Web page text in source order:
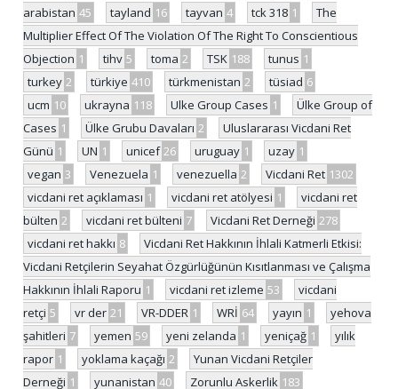
arabistan 45 tayland 16 tayvan 4 tck 318 1
The
Multiplier Effect Of The Violation Of The Right To Conscientious
Objection 1 tihv 5 toma 2 TSK 188 tunus 1
turkey 2 türkiye 410 türkmenistan 2 tüsiad 6
ucm 10 ukrayna 118 Ulke Group Cases 1
Ülke Group of
Cases 1 Ülke Grubu Davaları 2
Uluslararası Vicdani Ret
Günü 1 UN 1 unicef 26 uruguay 1 uzay 1
vegan 3 Venezuela 1 venezuella 2 Vicdani Ret 1302
vicdani ret açıklaması 1 vicdani ret atölyesi 1
vicdani ret
bülten 2 vicdani ret bülteni 7 Vicdani Ret Derneği 278
vicdani ret hakkı 8
Vicdani Ret Hakkının İhlali Katmerli Etkisi:
Vicdani Retçilerin Seyahat Özgürlüğünün Kısıtlanması ve Çalışma
Hakkının İhlali Raporu 1 vicdani ret izleme 53
vicdani
retçi 5 vr der 21 VR-DDER 1 WRİ 64 yayın 1
yehova
şahitleri 7 yemen 59 yeni zelanda 1 yeniçağ 1
yılık
rapor 1 yoklama kaçağı 2
Yunan Vicdani Retçiler
Derneği 1 yunanistan 40 Zorunlu Askerlik 183